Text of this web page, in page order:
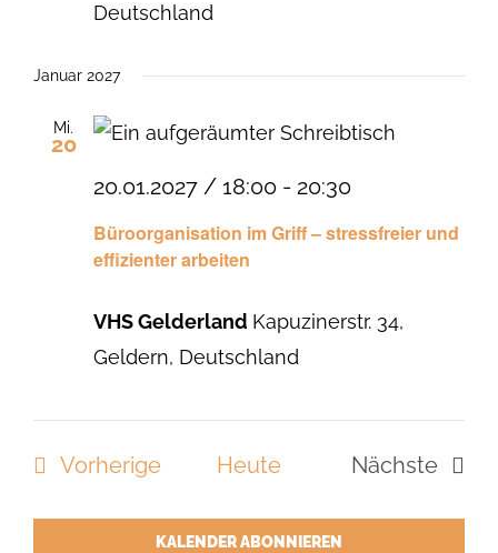
Deutschland
Januar 2027
Mi.
20
Büroorganisation im Griff – stressfreier und
effizienter arbeiten
20.01.2027 / 18:00 - 20:30
VHS Gelderland Kapuzinerstr. 34,
Geldern, Deutschland
VorherigeVeranstaltungen
Heute
Nächste
KALENDER ABONNIEREN